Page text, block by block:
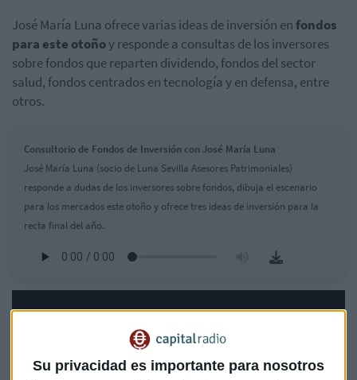
Su privacidad es importante para nosotros
José María Luna ofrece varias ideas de inversión enfondos
para este otoñoy responde a consultas de los inversores
sobre fondos que reparten dividendo, fondos del sector
salud, fondos centrados en tecnología y en defensa, entre
otros.
Consultorio de Fondos de Inversión con José María Luna
José María Luna (socio de Luna Sevilla Asesores Patrimoniales)
responde a dudas de los inversores sobre fondos, dibuja el escenario
para los mercados este otoño y ofrece tres ideas de inversión para la
recta final del año.